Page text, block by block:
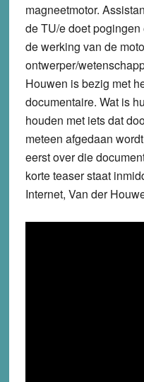
magneetmotor.
de TU/e doet
de werking van de
ontwerper/
Houwen is bezig met
documentaire. Wat is
houden met iets dat
meteen afgedaan
eerst over die
korte teaser staat
Internet, Van der